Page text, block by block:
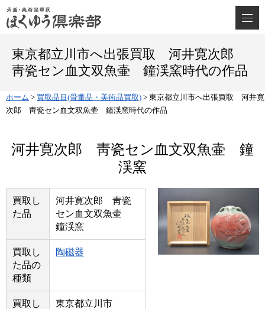
東京都立川市へ出張買取 河井寛次郎
靑瓷セン血文双魚壷 鐘渓窯時代の作品
ホーム > 買取品目(骨董品・美術品買取) > 東京都立川市へ出張買取 河井寛
次郎 靑瓷セン血文双魚壷 鐘渓窯時代の作品
河井寛次郎 靑瓷セン血文双魚壷 鐘
渓窯
買取し
た品
河井寛次郎 靑瓷
セン血文双魚壷
鐘渓窯
買取し
た品の
種類
陶磁器
買取し
東京都立川市